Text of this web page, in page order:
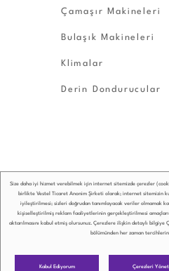
Size daha iyi hizmet verebilmek için internet sitemizde çerezler
birlikte Vestel Ticaret Anonim Şirketi olarak; internet sitemizin
iyileştirilmesi; sizleri doğrudan tanımlayacak veriler olmamak
kişiselleştirilmiş reklam faaliyetlerinin gerçekleştirilmesi
aktarılmasını kabul etmiş olursunuz. Çerezlere ilişkin detaylı bilgiye
bölümünden her zaman
Çerezleri Yönet
Çamaşır Makineleri
Bulaşık Makineleri
Klimalar
Derin Dondurucular